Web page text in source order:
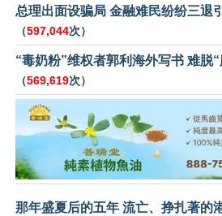
总理出面设骗局 金融难民纷纷三退
（597,044次）
“毒奶粉”维权者郭利海外写书 难脱“
（569,619次）
那年盛夏后的五年 流亡、挣扎著的